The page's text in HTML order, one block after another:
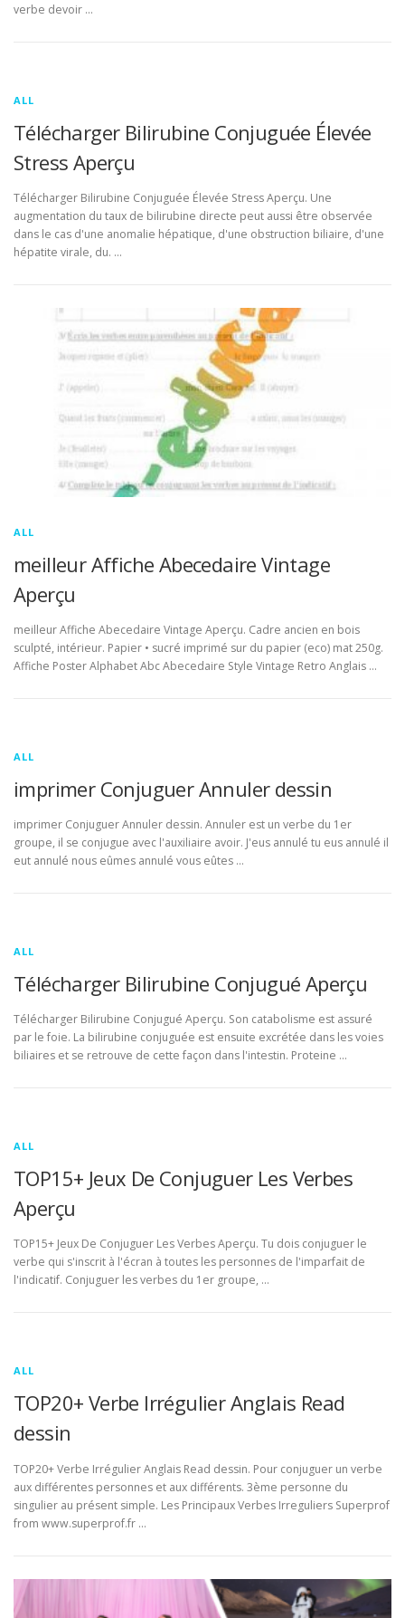
verbe devoir …
ALL
Télécharger Bilirubine Conjuguée Élevée
Stress Aperçu
Télécharger Bilirubine Conjuguée Élevée Stress Aperçu. Une
augmentation du taux de bilirubine directe peut aussi être observée
dans le cas d'une anomalie hépatique, d'une obstruction biliaire, d'une
hépatite virale, du. …
ALL
meilleur Affiche Abecedaire Vintage
Aperçu
meilleur Affiche Abecedaire Vintage Aperçu. Cadre ancien en bois
sculpté, intérieur. Papier • sucré imprimé sur du papier (eco) mat 250g.
Affiche Poster Alphabet Abc Abecedaire Style Vintage Retro Anglais …
ALL
imprimer Conjuguer Annuler dessin
imprimer Conjuguer Annuler dessin. Annuler est un verbe du 1er
groupe, il se conjugue avec l'auxiliaire avoir. J'eus annulé tu eus annulé il
eut annulé nous eûmes annulé vous eûtes …
ALL
Télécharger Bilirubine Conjugué Aperçu
Télécharger Bilirubine Conjugué Aperçu. Son catabolisme est assuré
par le foie. La bilirubine conjuguée est ensuite excrétée dans les voies
biliaires et se retrouve de cette façon dans l'intestin. Proteine …
ALL
TOP15+ Jeux De Conjuguer Les Verbes
Aperçu
TOP15+ Jeux De Conjuguer Les Verbes Aperçu. Tu dois conjuguer le
verbe qui s'inscrit à l'écran à toutes les personnes de l'imparfait de
l'indicatif. Conjuguer les verbes du 1er groupe, …
ALL
TOP20+ Verbe Irrégulier Anglais Read
dessin
TOP20+ Verbe Irrégulier Anglais Read dessin. Pour conjuguer un verbe
aux différentes personnes et aux différents. 3ème personne du
singulier au présent simple. Les Principaux Verbes Irreguliers Superprof
from www.superprof.fr …